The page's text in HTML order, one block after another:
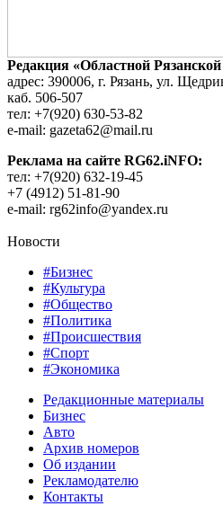
Редакция «Областной Рязанской
адрес: 390006, г. Рязань, ул.
каб. 506-507
тел: +7(920) 630-53-82
e-mail: gazeta62@mail.ru
Реклама на сайте RG62.iNFO:
тел: +7(920) 632-19-45
+7 (4912) 51-81-90
e-mail: rg62info@yandex.ru
Новости
#Бизнес
#Культура
#Общество
#Политика
#Происшествия
#Спорт
#Экономика
Редакционные материалы
Бизнес
Авто
Архив номеров
Об издании
Рекламодателю
Контакты